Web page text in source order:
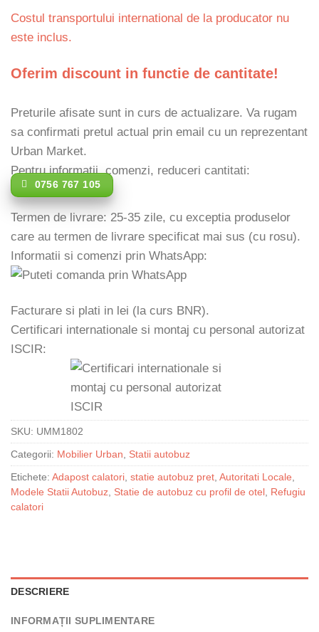
Costul transportului international de la producator nu
este inclus.
Oferim discount in functie de cantitate!
Preturile afisate sunt in curs de actualizare. Va rugam
sa confirmati pretul actual prin email cu un reprezentant
Urban Market.
Pentru informatii, comenzi, reduceri cantitati:
0756 767 105
Termen de livrare: 25-35 zile, cu exceptia produselor
care au termen de livrare specificat mai sus (cu rosu).
Informatii si comenzi prin WhatsApp:
Facturare si plati in lei (la curs BNR).
Certificari internationale si montaj cu personal autorizat
ISCIR:
SKU: UMM1802
Categorii: Mobilier Urban Statii autobuz
Etichete: Adapost calatori statie autobuz pret Autoritati Locale
Modele Statii Autobuz Statie de autobuz cu profil de otel Refugiu
calatori
DESCRIERE
INFORMAȚII SUPLIMENTARE